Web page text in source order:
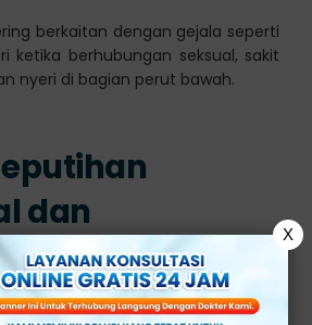
berkaitan dengan gejala seperti
ketika berhubungan seksual, sakit
nyeri di bagian perut bawah.
dan
Cara
Kondisinya?
X